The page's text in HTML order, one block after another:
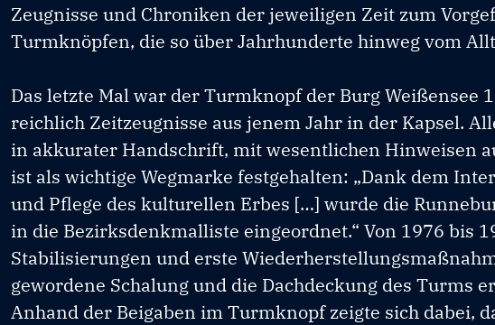
Zeugnisse und Chroniken der jeweiligen Zeit zum
Turmknöpfen, die so über Jahrhunderte hinweg vom
Das letzte Mal war der Turmknopf der Burg Weißensee
reichlich Zeitzeugnisse aus jenem Jahr in der Kapsel.
in akkurater Handschrift, mit wesentlichen Hinweisen
ist als wichtige Wegmarke festgehalten: „Dank dem
und Pflege des kulturellen Erbes […] wurde die
in die Bezirksdenkmalliste eingeordnet.“ Von 1976 bis
Stabilisierungen und erste
gewordene Schalung und die Dachdeckung des Turms
Anhand der Beigaben im Turmknopf zeigte sich dabei,